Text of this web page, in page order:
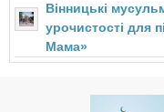
Вінницькі
урочистості для
Мама»